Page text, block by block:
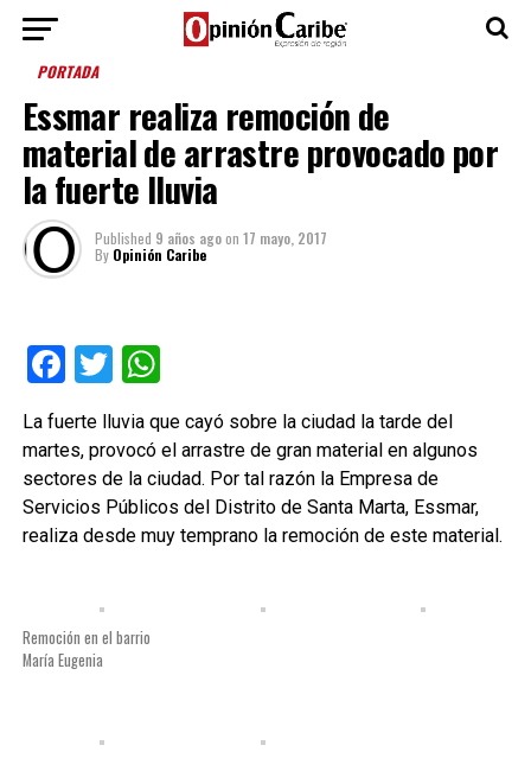
PORTADA
Essmar realiza remoción de
material de arrastre provocado por
la fuerte lluvia
Published 9 años agoon 17 mayo, 2017
By Opinión Caribe
Facebook
TwitterWhatsApp
La fuerte lluvia que cayó sobre la ciudad la tarde del
martes, provocó el arrastre de gran material en algunos
sectores de la ciudad. Por tal razón la Empresa de
Servicios Públicos del Distrito de Santa Marta, Essmar,
realiza desde muy temprano la remoción de este material.
Remoción en el barrio
María Eugenia